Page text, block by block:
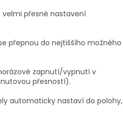
velmi přesné nastavení
přepnou do nejtiššího možného
zapnutí/vypnutí v
přesností).
automaticky nastaví do polohy,